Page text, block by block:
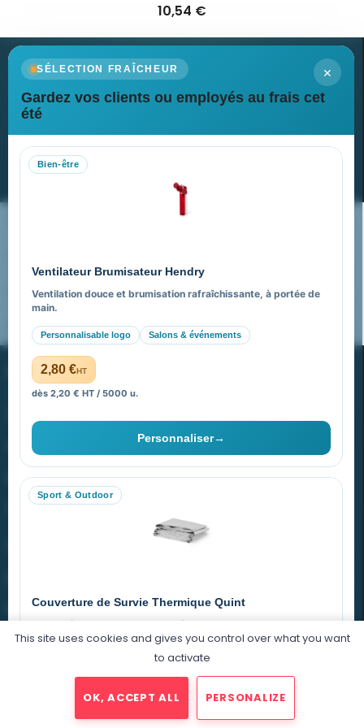
10,54 €
×
SÉLECTION FRAÎCHEUR
Gardez vos clients ou employés au frais cet
été
Bien-être
Ventilateur Brumisateur Hendry
Ventilation douce et brumisation rafraîchissante, à portée de
main.
Personnalisable logo Salons & événements
2,80 €HT
dès 2,20 € HT / 5000 u.
Personnaliser→
Sport & Outdoor
Couverture de Survie Thermique Quint
Imperméable et coupe-vent, idéale pour le sport et le plein air.
Newsletter
Recevez nos dernières nouvelles et nos offres spéciales
Nos expertises & accompagnement global
FAQ sur Promenoch Goodies Pub France
Pourquoi ça a marché à 100% pour moi ?
PROMENOCH GOODIES
40 rue Madeleine Michelis
92 200 Neuilly
NOTRE SOCIÉTÉ
This site uses cookies and gives you control over what you want
to activate
OK, ACCEPT ALL PERSONALIZE